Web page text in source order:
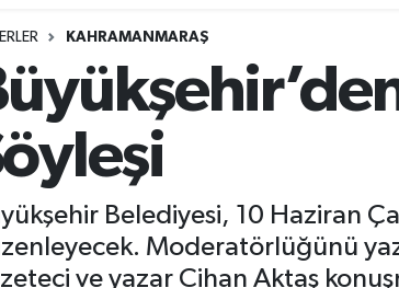
KAHRAMANMARAŞ
Belediyesi, 10 Haziran
Moderatörlüğünü
ve yazar Cihan Aktaş
Durumu ve Fikstür